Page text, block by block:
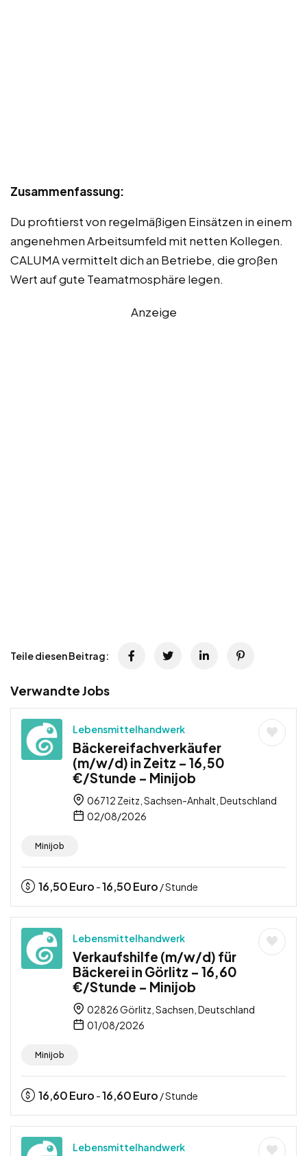
Zusammenfassung:
Du profitierst von regelmäßigen Einsätzen in einem
angenehmen Arbeitsumfeld mit netten Kollegen.
CALUMA vermittelt dich an Betriebe, die großen
Wert auf gute Teamatmosphäre legen.
Anzeige
Teile diesen Beitrag:
Verwandte Jobs
Lebensmittelhandwerk
Bäckereifachverkäufer
(m/w/d) in Zeitz – 16,50
€/Stunde – Minijob
06712 Zeitz, Sachsen-Anhalt, Deutschland
02/08/2026
Minijob
16,50Euro -16,50Euro / Stunde
Lebensmittelhandwerk
Verkaufshilfe (m/w/d) für
Bäckerei in Görlitz – 16,60
€/Stunde – Minijob
02826 Görlitz, Sachsen, Deutschland
01/08/2026
Minijob
16,60Euro -16,60Euro / Stunde
Lebensmittelhandwerk